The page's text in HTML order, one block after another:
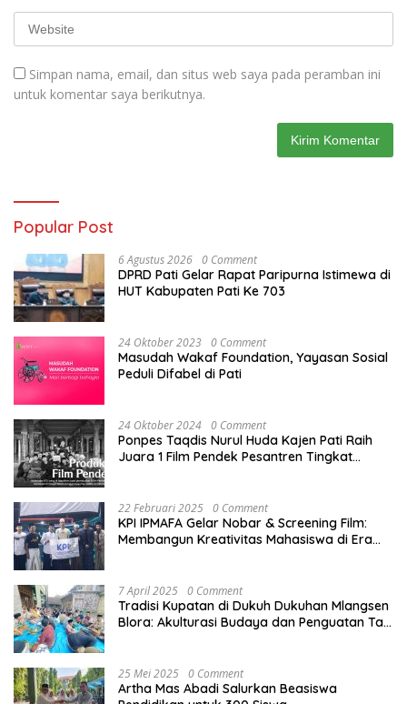
Simpan nama, email, dan situs web saya pada peramban ini
untuk komentar saya berikutnya.
Popular Post
6 Agustus 2026 0 Comment
DPRD Pati Gelar Rapat Paripurna Istimewa di
HUT Kabupaten Pati Ke 703
24 Oktober 2023 0 Comment
Masudah Wakaf Foundation, Yayasan Sosial
Peduli Difabel di Pati
24 Oktober 2024 0 Comment
Ponpes Taqdis Nurul Huda Kajen Pati Raih
Juara 1 Film Pendek Pesantren Tingkat
22 Februari 2025 0 Comment
KPI IPMAFA Gelar Nobar & Screening Film:
Membangun Kreativitas Mahasiswa di Era
7 April 2025 0 Comment
Tradisi Kupatan di Dukuh Dukuhan Mlangsen
Blora: Akulturasi Budaya dan Penguatan Tali
25 Mei 2025 0 Comment
Artha Mas Abadi Salurkan Beasiswa